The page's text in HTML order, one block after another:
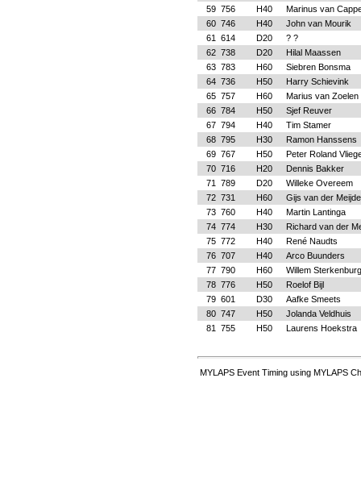
59 756 H40
Marinus van
60 746 H40
John van Mourik
61
614 D20
? ?
62 738 D20
Hilal Maassen
63 783 H60
Siebren Bonsma
64 736 H50
Harry Schievink
65 757 H60
Marius van Zoelen
66 784 H50
Sjef Reuver
67 794 H40
Tim Stamer
68 795 H30
Ramon Hanssens
69 767 H50
Peter Roland
70 716 H20
Dennis Bakker
71
789 D20
Willeke Overeem
72 731 H60
Gijs van der
73 760 H40
Martin Lantinga
74 774 H30
Richard van der
75 772 H40
René Naudts
76 707 H40
Arco Buunders
77 790 H60
Willem Sterkenburg
78 776 H50
Roelof Bijl
79 601 D30
Aafke Smeets
80 747 H50
Jolanda Veldhuis
81
755 H50 Laurens Hoekstra
MYLAPS Event Timing using MYLAPS